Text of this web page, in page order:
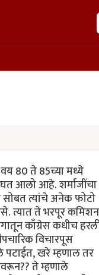
वय 80 ते 85च्या मध्ये
आलो आहे. शर्माजींचा
सोबत त्यांचे अनेक फोटो
त्यात ते भरपूर कमिशन
काँग्रेस कधीच
विचारपूस
पटाईत, खरे म्हणाल तर
ते म्हणाले